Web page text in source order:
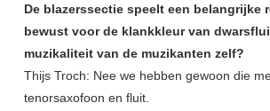
De blazerssectie speelt een
bewust voor de klankkleur van
muzikaliteit van de muzikanten zelf?
Thijs Troch: Nee we hebben gewoon die
tenorsaxofoon en fluit.